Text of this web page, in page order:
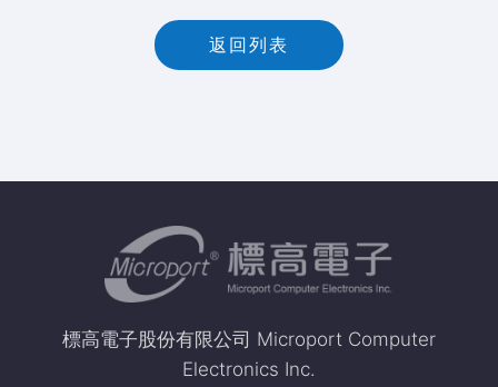
返回列表
標高電子股份有限公司 Microport Computer
Electronics Inc.